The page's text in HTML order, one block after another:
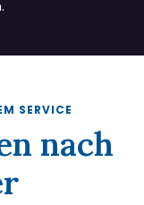
SERVICE
nach